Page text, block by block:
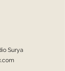
Surya